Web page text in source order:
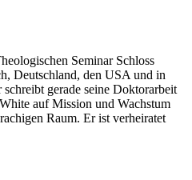
Seminar Schloss
Deutschland, den USA und in
gerade seine Doktorarbeit
auf Mission und Wachstum
Raum. Er ist verheiratet